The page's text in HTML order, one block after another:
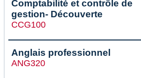
Comptabilité et contrôle de
gestion- Découverte
CCG100
Anglais professionnel
ANG320